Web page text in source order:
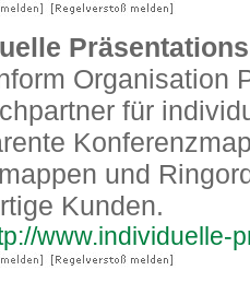
Organisation
für
und
Kunden.
www.individuelle-